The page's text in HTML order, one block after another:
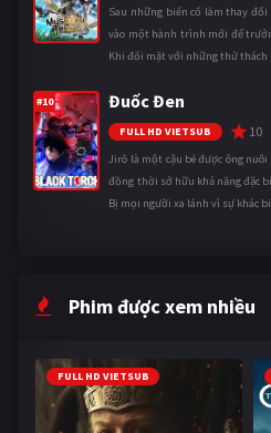
Sau những biến cố làm thay
vào một hành trình mới để
Khi đối mặt với những thử thách
#10 Đuốc Đen
FULL HD VIETSUB 10
Jirô là một cậu bé được ông
đồng thời sở hữu khả năng đặc
Bị mọi người xa lánh vì sự khác
Phim được xem nhiều
FULL HD VIETSUB